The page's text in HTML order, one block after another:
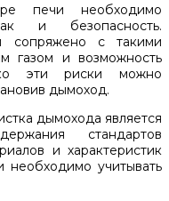
печи необходимо
и безопасность.
сопряжено с такими
газом и возможность
эти риски можно
дымоход.
дымохода является
стандартов
и характеристик
необходимо учитывать